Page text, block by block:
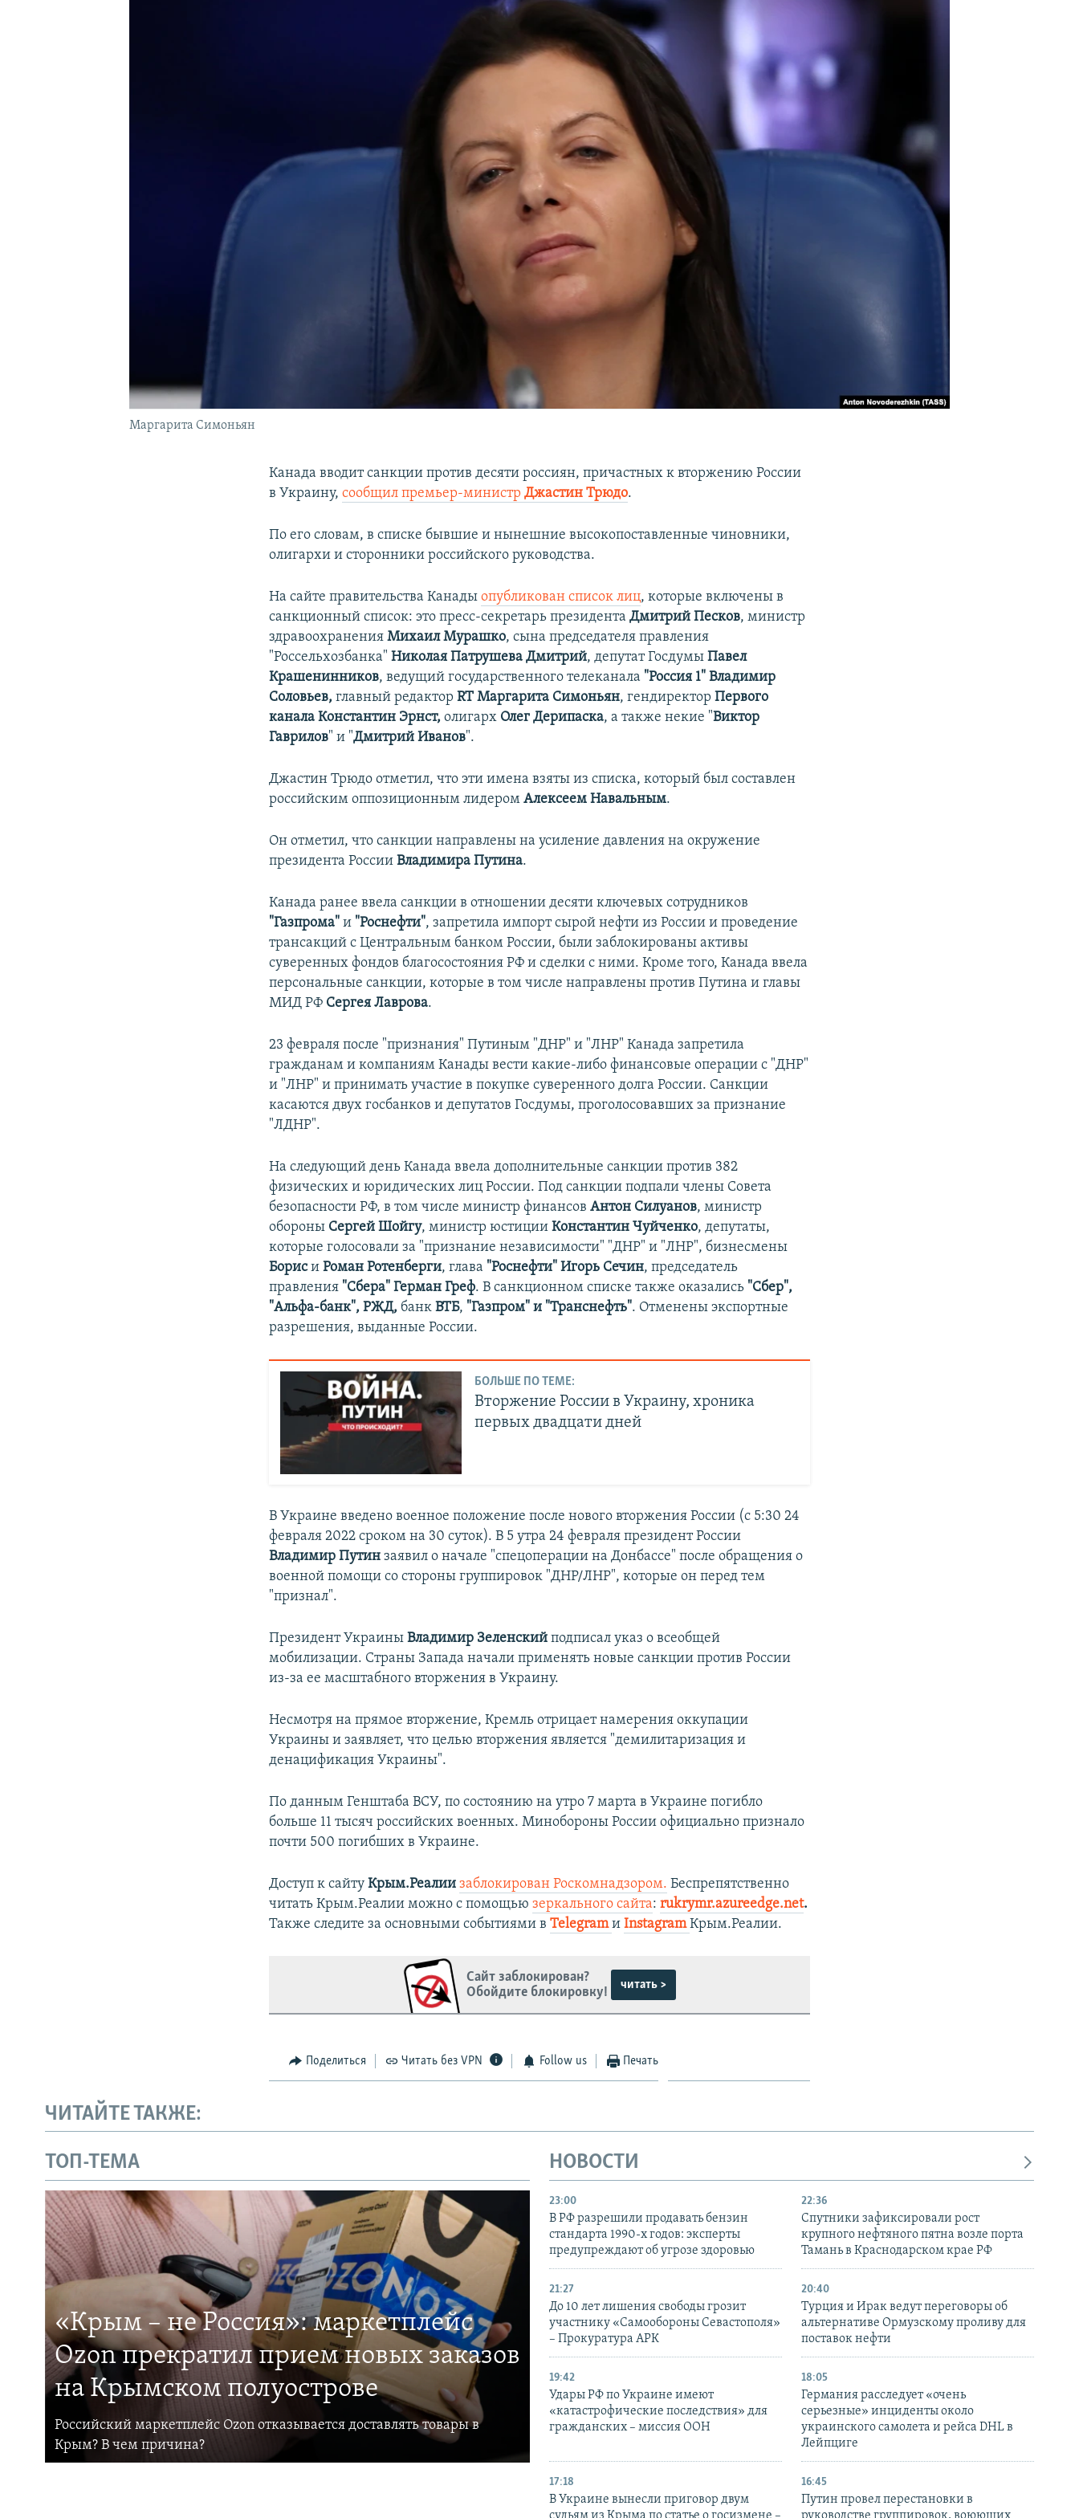
Маргарита Симоньян
Канада вводит санкции против десяти россиян, причастных к вторжению России
в Украину,сообщил премьер-министр Джастин Трюдо.
По его словам, в списке бывшие и нынешние высокопоставленные чиновники,
олигархи и сторонники российского руководства.
На сайте правительства Канадыопубликован список лиц, которые включены в
санкционный список: это пресс-секретарь президентаДмитрий Песков, министр
здравоохраненияМихаил Мурашко, сына председателя правления
"Россельхозбанка"Николая Патрушева Дмитрий, депутат ГосдумыПавел
Крашенинников, ведущий государственного телеканала "Россия 1" Владимир
Соловьев, главный редакторRT Маргарита Симоньян, гендиректорПервого
канала Константин Эрнст, олигарх Олег Дерипаска, а также некие "Виктор
Гаврилов" и "Дмитрий Иванов".
Джастин Трюдо отметил, что эти имена взяты из списка, который был составлен
российским оппозиционным лидеромАлексеем Навальным.
Он отметил, что санкции направлены на усиление давления на окружение
президента РоссииВладимира Путина.
Канада ранее ввела санкции в отношении десяти ключевых сотрудников
"Газпрома" и "Роснефти", запретила импорт сырой нефти из России и проведение
трансакций с Центральным банком России, были заблокированы активы
суверенных фондов благосостояния РФ и сделки с ними. Кроме того, Канада ввела
персональные санкции, которые в том числе направлены против Путина и главы
МИД РФ Сергея Лаврова.
23 февраля после "признания" Путиным "ДНР" и "ЛНР" Канада запретила
гражданам и компаниям Канады вести какие-либо финансовые операции с "ДНР"
и "ЛНР" и принимать участие в покупке суверенного долга России. Санкции
касаются двух госбанков и депутатов Госдумы, проголосовавших за признание
"ЛДНР".
На следующий день Канада ввела дополнительные санкции против 382
физических и юридических лиц России. Под санкции подпали члены Совета
безопасности РФ, в том числе министр финансовАнтон Силуанов, министр
обороны Сергей Шойгу, министр юстицииКонстантин Чуйченко, депутаты,
которые голосовали за "признание независимости" "ДНР" и "ЛНР", бизнесмены
БорисиРоман Ротенберги, глава "Роснефти" Игорь Сечин, председатель
правления "Сбера" Герман Греф. В санкционном списке также оказались "Сбер",
"Альфа-банк", РЖД, банк ВТБ, "Газпром" и "Транснефть". Отменены экспортные
разрешения, выданные России.
БОЛЬШЕ ПО ТЕМЕ:
Вторжение России в Украину, хроника
первых двадцати дней
В Украине введено военное положение после нового вторжения России (с 5:30 24
февраля 2022 сроком на 30 суток). В 5 утра 24 февраля президент России
Владимир Путин заявил о начале "спецоперации на Донбассе" после обращения о
военной помощи со стороны группировок "ДНР/ЛНР", которые он перед тем
"признал".
Президент УкраиныВладимир Зеленский подписал указ о всеобщей
мобилизации. Страны Запада начали применять новые санкции против России
из-за ее масштабного вторжения в Украину.
Несмотря на прямое вторжение, Кремль отрицает намерения оккупации
Украины и заявляет, что целью вторжения является "демилитаризация и
денацификация Украины".
По данным Генштаба ВСУ, по состоянию на утро 7 марта в Украине погибло
больше 11 тысяч российских военных. Минобороны России официально признало
почти 500 погибших в Украине.
Доступ к сайтуКрым.Реалии заблокирован Роскомнадзором. Беспрепятственно
читать Крым.Реалии можно с помощьюзеркального сайта:rukrymr.azureedge.net.
Также следите за основными событиями вTelegramиInstagramКрым.Реалии.
Сайт заблокирован?
Обойдите блокировку!
читать >
Поделиться Читать без VPN Follow us Печать
ЧИТАЙТЕ ТАКЖЕ:
ТОП-ТЕМА
«Крым – не Россия»: маркетплейс
Ozon прекратил прием новых заказов
на Крымском полуострове
Российский маркетплейс Ozon отказывается доставлять товары в
Крым? В чем причина?
НОВОСТИ
23:00
В РФ разрешили продавать бензин
стандарта 1990-х годов: эксперты
предупреждают об угрозе здоровью
22:36
Спутники зафиксировали рост
крупного нефтяного пятна возле порта
Тамань в Краснодарском крае РФ
21:27
До 10 лет лишения свободы грозит
участнику «Самообороны Севастополя»
– Прокуратура АРК
20:40
Турция и Ирак ведут переговоры об
альтернативе Ормузскому проливу для
поставок нефти
19:42
Удары РФ по Украине имеют
«катастрофические последствия» для
гражданских – миссия ООН
18:05
Германия расследует «очень
серьезные» инциденты около
украинского самолета и рейса DHL в
Лейпциге
17:18
В Украине вынесли приговор двум
судьям из Крыма по статье о госизмене –
16:45
Путин провел перестановки в
руководстве группировок, воюющих